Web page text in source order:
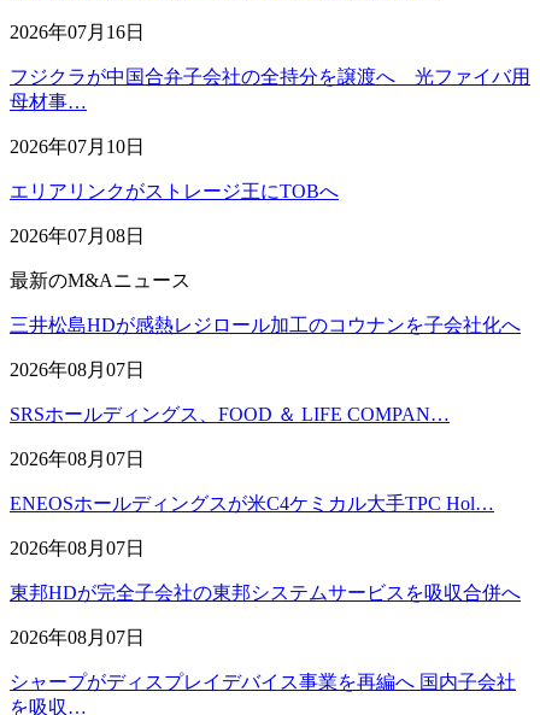
2026年07月16日
フジクラが中国合弁子会社の全持分を譲渡へ 光ファイバ用
母材事…
2026年07月10日
エリアリンクがストレージ王にTOBへ
2026年07月08日
最新のM&Aニュース
三井松島HDが感熱レジロール加工のコウナンを子会社化へ
2026年08月07日
SRSホールディングス、FOOD ＆ LIFE COMPAN…
2026年08月07日
ENEOSホールディングスが米C4ケミカル大手TPC Hol…
2026年08月07日
東邦HDが完全子会社の東邦システムサービスを吸収合併へ
2026年08月07日
シャープがディスプレイデバイス事業を再編へ 国内子会社
を吸収…